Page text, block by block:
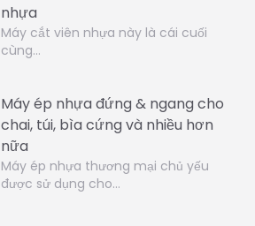
nhựa
Máy cắt viên nhựa này là cái cuối
cùng…
Máy ép nhựa đứng & ngang cho
chai, túi, bìa cứng và nhiều hơn
nữa
Máy ép nhựa thương mại chủ yếu
được sử dụng cho…